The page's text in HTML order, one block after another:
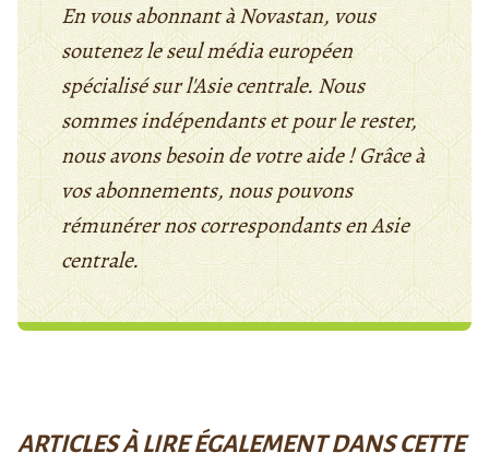
En vous abonnant à Novastan, vous
soutenez le seul média européen
spécialisé sur l'Asie centrale. Nous
sommes indépendants et pour le rester,
nous avons besoin de votre aide ! Grâce à
vos abonnements, nous pouvons
rémunérer nos correspondants en Asie
centrale.
ARTICLES À LIRE ÉGALEMENT DANS CETTE